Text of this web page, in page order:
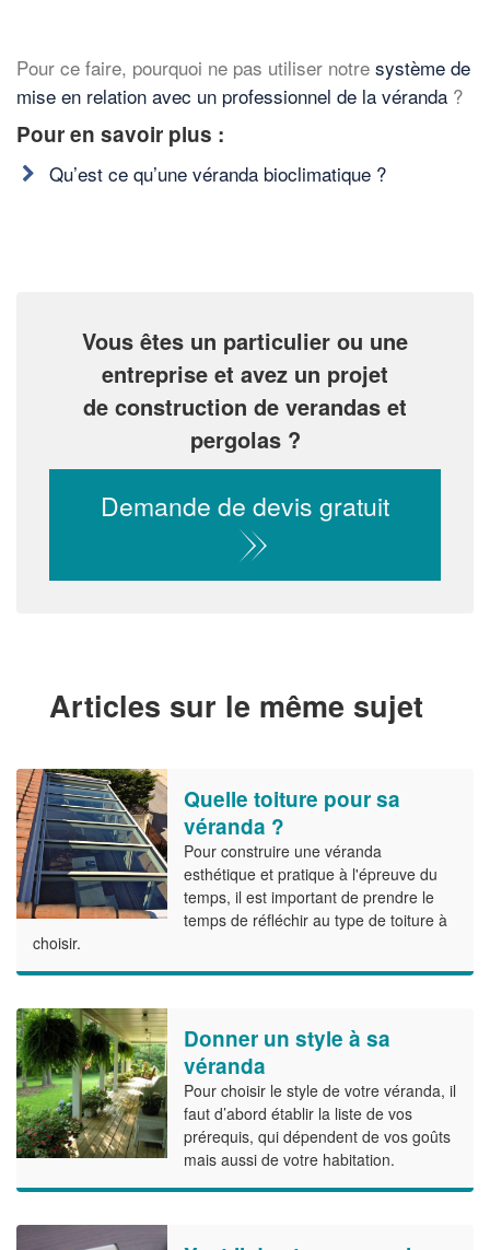
Pour ce faire, pourquoi ne pas utiliser notre système de
mise en relation avec un professionnel de la véranda ?
Pour en savoir plus :
Qu’est ce qu’une véranda bioclimatique ?
Vous êtes un particulier ou une
entreprise et avez un projet
de construction de verandas et
pergolas ?
Demande de devis gratuit
Articles sur le même sujet
Quelle toiture pour sa
véranda ?
Pour construire une véranda
esthétique et pratique à l'épreuve du
temps, il est important de prendre le
temps de réfléchir au type de toiture à
choisir.
Donner un style à sa
véranda
Pour choisir le style de votre véranda, il
faut d’abord établir la liste de vos
prérequis, qui dépendent de vos goûts
mais aussi de votre habitation.